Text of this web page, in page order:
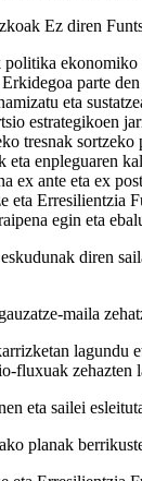
Ez diren
ekonomiko
parte
eta
estrategikoen
tresnak sortzeko
eta enpleguaren
ex ante eta ex
eta Erresilientzia
egin eta
diren
maila
lagundu
fluxuak zehazten
eta sailei
planak